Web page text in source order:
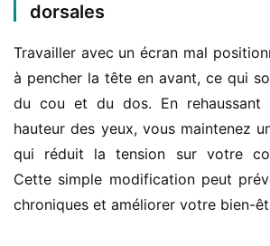
dorsales
Travailler avec un écran mal
à pencher la tête en avant, ce qui
du cou et du dos. En
hauteur des yeux, vous maintenez
qui réduit la tension sur votre
Cette simple modification peut
chroniques et améliorer votre bien-